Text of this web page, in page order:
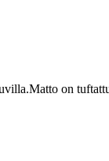
on